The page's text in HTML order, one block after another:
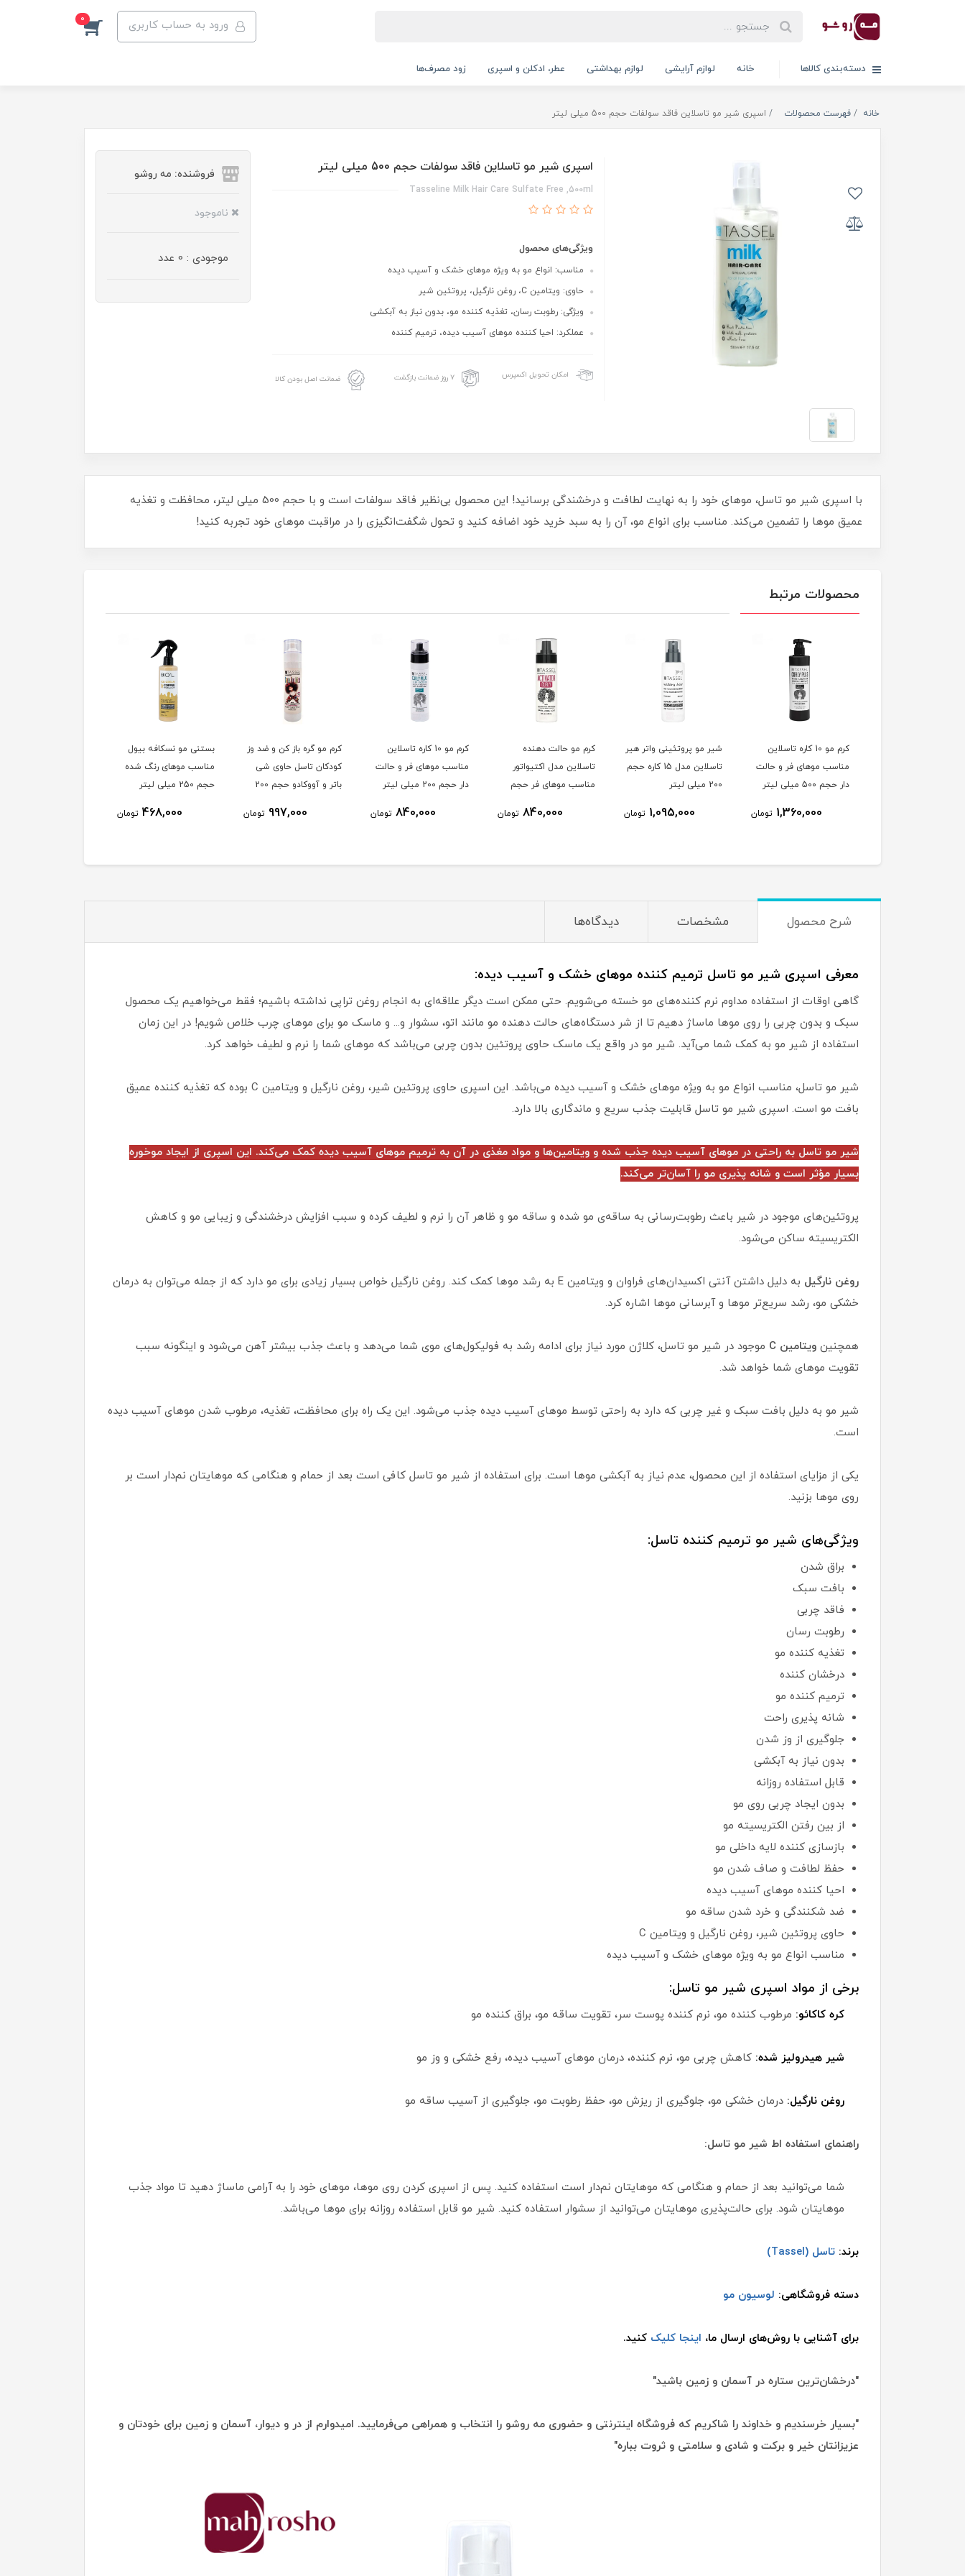
ورود به حساب کاربری 0
دسته‌بندی کالاها خانه لوازم آرایشی لوازم بهداشتی عطر، ادکلن و اسپری زود مصرف‌ها
خانه فهرست محصولات اسپری شیر مو تاسلاین فاقد سولفات حجم 500 میلی لیتر
اسپری شیر مو تاسلاین فاقد سولفات حجم 500 میلی لیتر
Tasseline Milk Hair Care Sulfate Free ,500ml
ویژگی‌های محصول
مناسب: انواع مو به ویژه موهای خشک و آسیب دیده
حاوی: ویتامین C، روغن نارگیل، پروتئین شیر
ویژگی: رطوبت رسان، تغذیه کننده مو، بدون نیاز به آبکشی
عملکرد: احیا کننده موهای آسیب دیده، ترمیم کننده
امکان تحویل اکسپرس ۷ روز ضمانت بازگشت ضمانت اصل بودن کالا
فروشنده: مه رو‌شو
ناموجود
موجودی : 0 عدد
با اسپری شیر مو تاسل، موهای خود را به نهایت لطافت و درخشندگی برسانید! این محصول بی‌نظیر فاقد سولفات است و با حجم 500 میلی لیتر، محافظت و تغذیه
عمیق موها را تضمین می‌کند. مناسب برای انواع مو، آن را به سبد خرید خود اضافه کنید و تحول شگفت‌انگیزی را در مراقبت موهای خود تجربه کنید!
محصولات مرتبط
کرم مو 10 کاره تاسلاین
مناسب موهای فر و حالت
دار حجم 500 میلی لیتر
1,360,000 تومان
شیر مو پروتئینی واتر هیر
تاسلاین مدل 15 کاره حجم
200 میلی لیتر
1,095,000 تومان
کرم مو حالت دهنده
تاسلاین مدل اکتیواتور
مناسب موهای فر حجم
840,000 تومان
کرم مو 10 کاره تاسلاین
مناسب موهای فر و حالت
دار حجم 200 میلی لیتر
840,000 تومان
کرم مو گره باز کن و ضد وز
کودکان تاسل حاوی شی
باتر و آووکادو حجم 200
997,000 تومان
بستنی مو نسکافه بیول
مناسب موهای رنگ شده
حجم 250 میلی لیتر
468,000 تومان
شرح محصول مشخصات دیدگاه‌ها
معرفی اسپری شیر مو تاسل ترمیم کننده موهای خشک و آسیب دیده:
گاهی اوقات از استفاده مداوم نرم کننده‌های مو خسته می‌شویم. حتی ممکن است دیگر علاقه‌ای به انجام روغن تراپی نداشته باشیم؛ فقط می‌خواهیم یک محصول
سبک و بدون چربی را روی موها ماساژ دهیم تا از شر دستگاه‌های حالت دهنده مو مانند اتو، سشوار و... و ماسک مو برای موهای چرب خلاص شویم! در این زمان
استفاده از شیر مو به کمک شما می‌آید. شیر مو در واقع یک ماسک حاوی پروتئین بدون چربی می‌باشد که موهای شما را نرم و لطیف خواهد کرد.
شیر مو تاسل، مناسب انواع مو به ویژه موهای خشک و آسیب دیده می‌باشد. این اسپری حاوی پروتئین شیر، روغن نارگیل و ویتامین C بوده که تغذیه کننده عمیق
بافت مو است. اسپری شیر مو تاسل قابلیت جذب سریع و ماندگاری بالا دارد.
شیر مو تاسل به راحتی در موهای آسیب دیده جذب شده و ویتامین‌ها و مواد مغذی در آن به ترمیم موهای آسیب دیده کمک می‌کند. این اسپری از ایجاد موخوره
بسیار مؤثر است و شانه پذیری مو را آسان‌تر می‌کند.
پروتئین‌های موجود در شیر باعث رطوبت‌رسانی به ساقه‌ی مو شده و ساقه مو و ظاهر آن را نرم و لطیف کرده و سبب افزایش درخشندگی و زیبایی مو و کاهش
الکتریسیته ساکن می‌شود.
روغن نارگیل
به دلیل داشتن آنتی اکسیدان‌های فراوان و ویتامین E به رشد موها کمک کند. روغن نارگیل خواص بسیار زیادی برای مو دارد که از جمله می‌توان به درمان
خشکی مو، رشد سریع‌تر موها و آبرسانی موها اشاره کرد.
همچنین ویتامین C
موجود در شیر مو تاسل، کلاژن مورد نیاز برای ادامه رشد به فولیکول‌های موی شما می‌دهد و باعث جذب بیشتر آهن می‌شود و اینگونه سبب
تقویت موهای شما خواهد شد.
شیر مو به دلیل بافت سبک و غیر چربی که دارد به راحتی توسط موهای آسیب دیده جذب می‌شود. این یک راه برای محافظت، تغذیه، مرطوب شدن موهای آسیب دیده
است.
یکی از مزایای استفاده از این محصول، عدم نیاز به آبکشی موها است. برای استفاده از شیر مو تاسل کافی است بعد از حمام و هنگامی که موهایتان نم‌دار است بر
روی موها بزنید.
ویژگی‌های شیر مو ترمیم کننده تاسل:
براق شدن
بافت سبک
فاقد چربی
رطوبت رسان
تغذیه کننده مو
درخشان کننده
ترمیم کننده مو
شانه پذیری راحت
جلوگیری از وز شدن
بدون نیاز به آبکشی
قابل استفاده روزانه
بدون ایجاد چربی روی مو
از بین رفتن الکتریسیته مو
بازسازی کننده لایه داخلی مو
حفظ لطافت و صاف شدن مو
احیا کننده موهای آسیب دیده
ضد شکنندگی و خرد شدن ساقه مو
حاوی پروتئین شیر، روغن نارگیل و ویتامین C
مناسب انواع مو به ویژه موهای خشک و آسیب دیده
برخی از مواد اسپری شیر مو تاسل:
کره کاکائو: مرطوب کننده مو، نرم کننده پوست سر، تقویت ساقه مو، براق کننده مو
شیر هیدرولیز شده: کاهش چربی مو، نرم کننده، درمان موهای آسیب‌ دیده، رفع خشکی و وز مو
روغن نارگیل: درمان خشکی مو، جلوگیری از ریزش مو، حفظ رطوبت مو، جلوگیری از آسیب ساقه مو
راهنمای استفاده اط شیر مو تاسل:
شما می‌توانید بعد از حمام و هنگامی که موهایتان نم‌دار است استفاده کنید. پس از اسپری کردن روی موها، موهای خود را به آرامی ماساژ دهید تا مواد جذب
موهایتان شود. برای حالت‌پذیری موهایتان می‌توانید از سشوار استفاده کنید. شیر مو قابل استفاده روزانه برای موها می‌باشد.
برند: تاسل (Tassel)
دسته فروشگاهی: لوسیون مو
برای آشنایی با روش‌های ارسال ما، اینجا کلیک کنید.
"درخشان‌ترین ستاره در آسمان و زمین باشید"
"بسیار خرسندیم و خداوند را شاکریم که فروشگاه اینترنتی و حضوری مه روشو را انتخاب و همراهی می‌فرمایید. امیدوارم از در و دیوار، آسمان و زمین برای خودتان و
عزیزانتان خیر و برکت و شادی و سلامتی و ثروت بباره"